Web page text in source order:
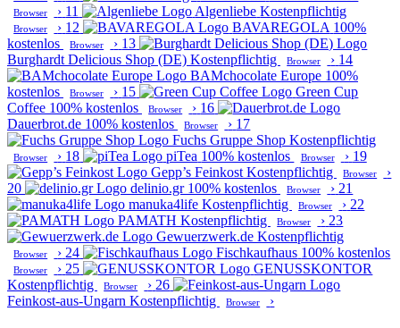
Browser › 11 Algenliebe Kostenpflichtig
Browser › 12 BAVAREGOLA 100%
kostenlos
Browser › 13
Burghardt Delicious Shop (DE) Kostenpflichtig Browser › 14
BAMchocolate Europe 100%
kostenlos
Browser › 15
Green Cup
Coffee 100% kostenlos Browser › 16
Dauerbrot.de 100% kostenlos Browser › 17
Fuchs Gruppe Shop Kostenpflichtig
Browser › 18 piTea 100% kostenlos Browser › 19
Gepp’s Feinkost Kostenpflichtig Browser
›
20
delinio.gr 100% kostenlos Browser › 21
manuka4life Kostenpflichtig Browser › 22
PAMATH Kostenpflichtig Browser › 23
Gewuerzwerk.de Kostenpflichtig
Browser › 24 Fischkaufhaus 100% kostenlos
Browser › 25
GENUSSKONTOR
Kostenpflichtig
Browser › 26
Feinkost-aus-Ungarn Kostenpflichtig Browser ›